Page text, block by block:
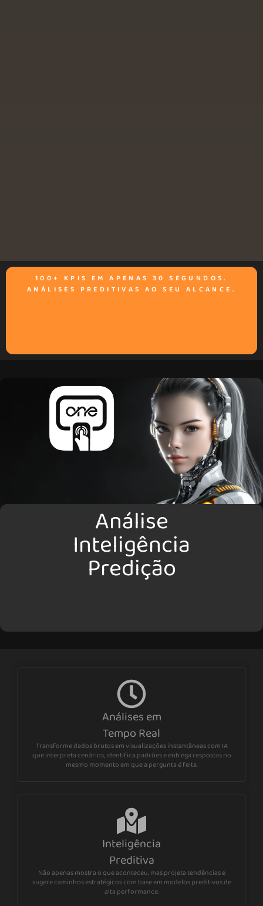
100+ KPIS EM APENAS 30 SEGUNDOS.
ANÁLISES PREDITIVAS AO SEU ALCANCE.
Análise
Inteligência
Predição
Análises em
Tempo Real
Transforme dados brutos em visualizações instantâneas com IA
que interpreta cenários, identifica padrões e entrega respostas no
mesmo momento em que a pergunta é feita.
Inteligência
Preditiva
Não apenas mostra o que aconteceu, mas projeta tendências e
sugere caminhos estratégicos com base em modelos preditivos de
alta performance.